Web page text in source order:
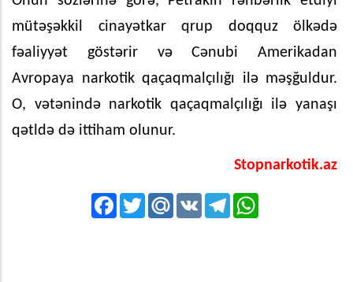
mütəşəkkil cinayətkar qrup doqquz ölkədə
fəaliyyət göstərir və Cənubi Amerikadan
Avropaya narkotik qaçaqmalçılığı ilə məşğuldur.
O, vətənində narkotik qaçaqmalçılığı ilə yanaşı
qətldə də ittiham olunur.
Stopnarkotik.az
FacebookTwitterMail.RuVK Telegram